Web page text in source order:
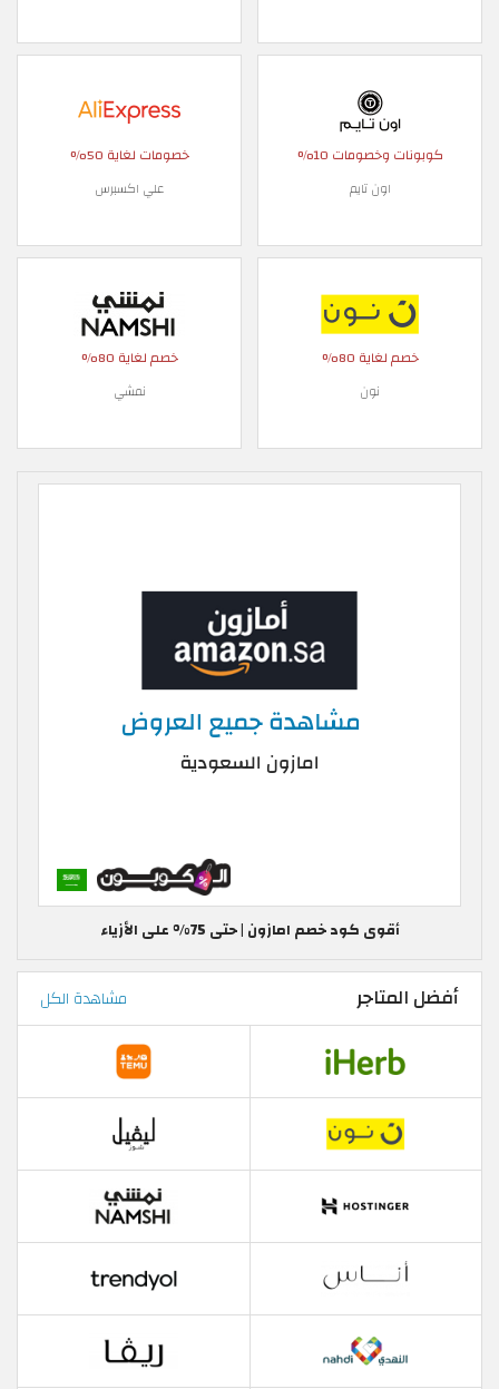
كوبونات وخصومات 10%
اون تايم
خصومات لغاية 50%
علي اكسبرس
خصم لغاية 80%
نون
خصم لغاية 80%
نمشي
أقوى كود خصم امازون | حتى 75% على الأزياء
أفضل المتاجر مشاهدة الكل